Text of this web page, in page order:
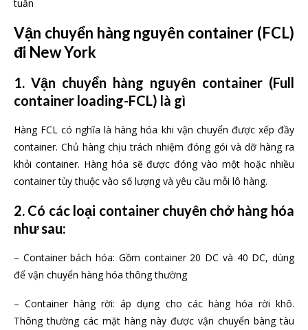
tuần
Vận chuyển hàng nguyên container (FCL)
đi New York
1. Vận chuyển hàng nguyên container (Full
container loading-FCL) là gì
Hàng FCL có nghĩa là hàng hóa khi vận chuyển được xếp đầy
container. Chủ hàng chịu trách nhiệm đóng gói và dỡ hàng ra
khỏi container. Hàng hóa sẽ được đóng vào một hoặc nhiều
container tùy thuộc vào số lượng và yêu cầu mỗi lô hàng.
2. Có các loại container chuyên chở hàng hóa
như sau:
– Container bách hóa: Gồm container 20 DC và 40 DC, dùng
để vận chuyển hàng hóa thông thường
– Container hàng rời: áp dụng cho các hàng hóa rời khô.
Thông thường các mặt hàng này được vận chuyển bàng tàu